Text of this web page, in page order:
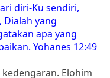
diri-Ku sendiri,
Dialah yang
apa yang
Yohanes 12:49
Elohim